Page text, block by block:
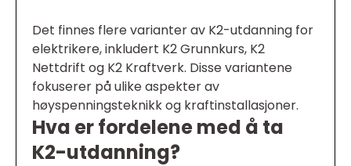
Det finnes flere varianter av K2-utdanning for
elektrikere, inkludert K2 Grunnkurs, K2
Nettdrift og K2 Kraftverk. Disse variantene
fokuserer på ulike aspekter av
høyspenningsteknikk og kraftinstallasjoner.
Hva er fordelene med å ta
K2-utdanning?